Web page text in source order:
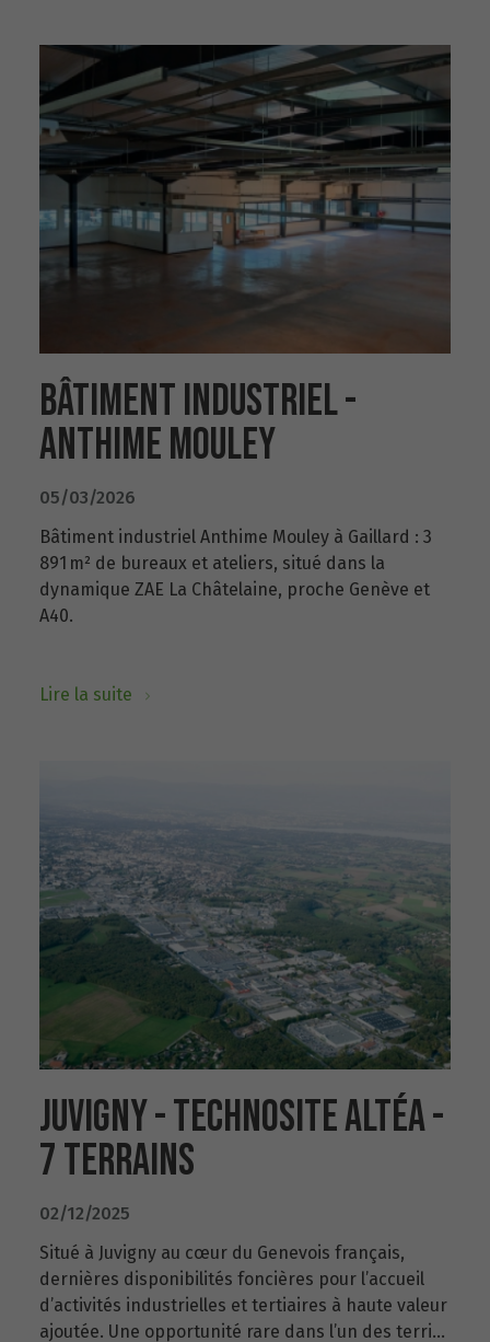
BÂTIMENT INDUSTRIEL -
ANTHIME MOULEY
05/03/2026
Bâtiment industriel Anthime Mouley à Gaillard : 3
891 m² de bureaux et ateliers, situé dans la
dynamique ZAE La Châtelaine, proche Genève et
A40.
Lire la suite
JUVIGNY - TECHNOSITE ALTÉA -
7 TERRAINS
02/12/2025
Situé à Juvigny au cœur du Genevois français,
dernières disponibilités foncières pour l’accueil
d’activités industrielles et tertiaires à haute valeur
ajoutée. Une opportunité rare dans l’un des terri...